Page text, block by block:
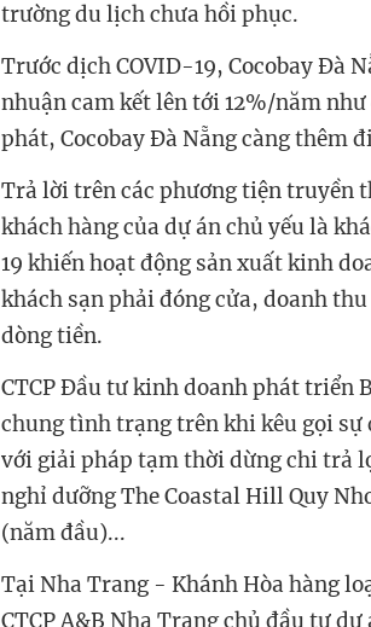
trường du lịch chưa hồi phục.
Trước dịch COVID-19, Cocobay Đà
nhuận cam kết lên tới 12%/năm
phát, Cocobay Đà Nẵng càng thêm
Trả lời trên các phương tiện truyền
khách hàng của dự án chủ yếu là
19 khiến hoạt động sản xuất kinh
khách sạn phải đóng cửa, doanh
dòng tiền.
CTCP Đầu tư kinh doanh phát triển
chung tình trạng trên khi kêu gọi sự
với giải pháp tạm thời dừng chi trả
nghỉ dưỡng The Coastal Hill Quy
(năm đầu)...
Tại Nha Trang - Khánh Hòa hàng
CTCP A&B Nha Trang chủ đầu tư